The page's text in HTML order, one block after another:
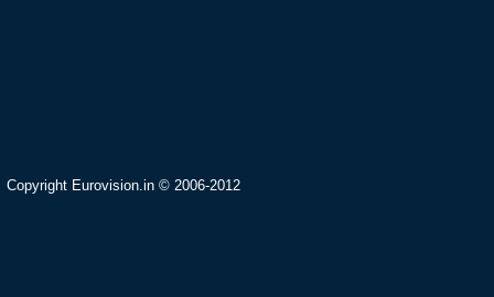
Copyright Eurovision.in © 2006-2012